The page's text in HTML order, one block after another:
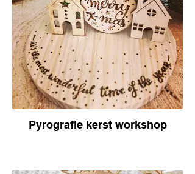
Pyrografie kerst workshop